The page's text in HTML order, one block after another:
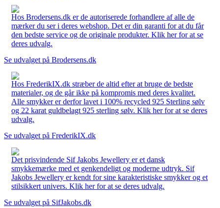
Hos Brodersens.dk er de autoriserede forhandlere af alle de
mærker du ser i deres webshop. Det er din garanti for at du får
den bedste service og de originale produkter. Klik her for at se
deres udvalg.
Se udvalget på Brodersens.dk
Hos FrederikIX.dk stræber de altid efter at bruge de bedste
materialer, og de går ikke på kompromis med deres kvalitet.
Alle smykker er derfor lavet i 100% recycled 925 Sterling sølv
og 22 karat guldbelagt 925 sterling sølv. Klik her for at se deres
udvalg.
Se udvalget på FrederikIX.dk
Det prisvindende Sif Jakobs Jewellery er et dansk
smykkemærke med et genkendeligt og moderne udtryk. Sif
Jakobs Jewellery er kendt for sine karakteristiske smykker og et
stilsikkert univers. Klik her for at se deres udvalg.
Se udvalget på SifJakobs.dk